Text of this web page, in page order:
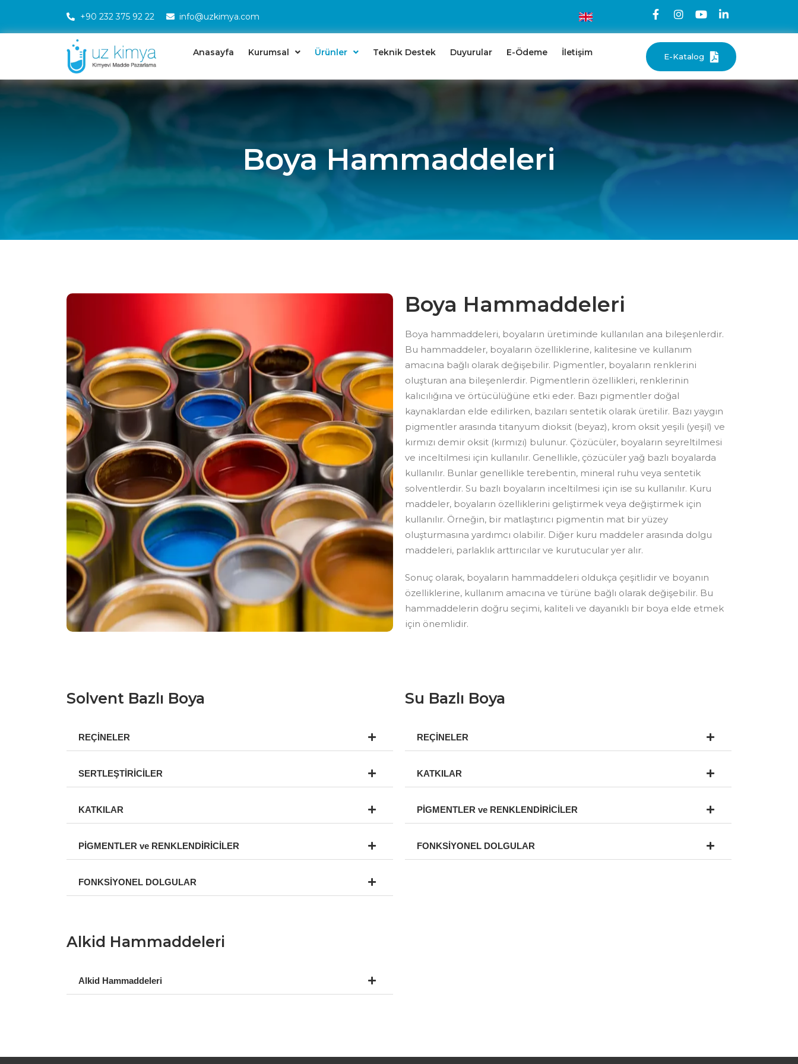
+90 232 375 92 22 info@uzkimya.com
Anasayfa Kurumsal Ürünler Teknik Destek Duyurular E-Ödeme İletişim E-Katalog
Boya Hammaddeleri
Boya Hammaddeleri
Boya hammaddeleri, boyaların üretiminde kullanılan ana bileşenlerdir.
Bu hammaddeler, boyaların özelliklerine, kalitesine ve kullanım
amacına bağlı olarak değişebilir. Pigmentler, boyaların renklerini
oluşturan ana bileşenlerdir. Pigmentlerin özellikleri, renklerinin
kalıcılığına ve örtücülüğüne etki eder. Bazı pigmentler doğal
kaynaklardan elde edilirken, bazıları sentetik olarak üretilir. Bazı yaygın
pigmentler arasında titanyum dioksit (beyaz), krom oksit yeşili (yeşil) ve
kırmızı demir oksit (kırmızı) bulunur. Çözücüler, boyaların seyreltilmesi
ve inceltilmesi için kullanılır. Genellikle, çözücüler yağ bazlı boyalarda
kullanılır. Bunlar genellikle terebentin, mineral ruhu veya sentetik
solventlerdir. Su bazlı boyaların inceltilmesi için ise su kullanılır. Kuru
maddeler, boyaların özelliklerini geliştirmek veya değiştirmek için
kullanılır. Örneğin, bir matlaştırıcı pigmentin mat bir yüzey
oluşturmasına yardımcı olabilir. Diğer kuru maddeler arasında dolgu
maddeleri, parlaklık arttırıcılar ve kurutucular yer alır.
Sonuç olarak, boyaların hammaddeleri oldukça çeşitlidir ve boyanın
özelliklerine, kullanım amacına ve türüne bağlı olarak değişebilir. Bu
hammaddelerin doğru seçimi, kaliteli ve dayanıklı bir boya elde etmek
için önemlidir.
Solvent Bazlı Boya Su Bazlı Boya
REÇİNELER
SERTLEŞTİRİCİLER
KATKILAR
PİGMENTLER ve RENKLENDİRİCİLER
FONKSİYONEL DOLGULAR
REÇİNELER
KATKILAR
PİGMENTLER ve RENKLENDİRİCİLER
FONKSİYONEL DOLGULAR
Alkid Hammaddeleri
Alkid Hammaddeleri